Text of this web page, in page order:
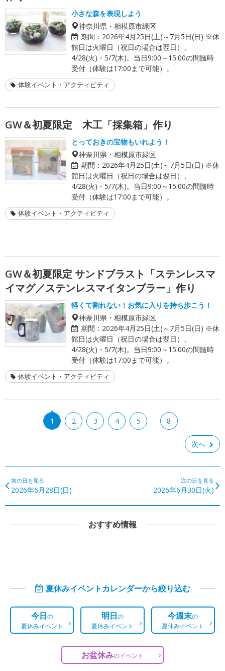
小さな森を表現しよう
神奈川県・相模原市緑区
期間： 2026年4月25日(土)～7月5日(日) ※休
館日は火曜日（祝日の場合は翌日）、
4/28(火)・5/7(木)。当日9:00～15:00の間髄時
受付（体験は17:00まで可能）。
体験イベント・アクティビティ
GW＆初夏限定 木工「採集箱」作り
とっておきの宝物もいれよう！
神奈川県・相模原市緑区
期間： 2026年4月25日(土)～7月5日(日) ※休
館日は火曜日（祝日の場合は翌日）、
4/28(火)・5/7(木)。当日9:00～15:00の間髄時
受付（体験は17:00まで可能）。
体験イベント・アクティビティ
GW＆初夏限定 サンドブラスト「ステンレスマ
イマグ／ステンレスマイタンブラー」作り
軽くて割れない！お気に入りを持ち歩こう！
神奈川県・相模原市緑区
期間： 2026年4月25日(土)～7月5日(日) ※休
館日は火曜日（祝日の場合は翌日）、
4/28(火)・5/7(木)。当日9:00～15:00の間髄時
受付（体験は17:00まで可能）。
体験イベント・アクティビティ
1 2 3 4 5 … 8
次へ
前の日を見る
2026年6月28日(日)
次の日を見る
2026年6月30日(火)
おすすめ情報
夏休みイベントカレンダーから絞り込む
今日の
夏休みイベント
明日の
夏休みイベント
今週末の
夏休みイベント
お盆休みのイベント